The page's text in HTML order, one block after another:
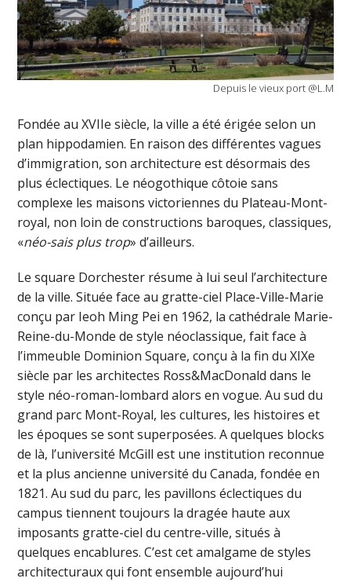
Depuis le vieux port @L.M
Fondée au XVIIe siècle, la ville a été érigée selon un
plan hippodamien. En raison des différentes vagues
d’immigration, son architecture est désormais des
plus éclectiques. Le néogothique côtoie sans
complexe les maisons victoriennes du Plateau-Mont-
royal, non loin de constructions baroques, classiques,
«néo-sais plus trop» d’ailleurs.
Le square Dorchester résume à lui seul l’architecture
de la ville. Située face au gratte-ciel Place-Ville-Marie
conçu par Ieoh Ming Pei en 1962, la cathédrale Marie-
Reine-du-Monde de style néoclassique, fait face à
l’immeuble Dominion Square, conçu à la fin du XIXe
siècle par les architectes Ross&MacDonald dans le
style néo-roman-lombard alors en vogue. Au sud du
grand parc Mont-Royal, les cultures, les histoires et
les époques se sont superposées. A quelques blocks
de là, l’université McGill est une institution reconnue
et la plus ancienne université du Canada, fondée en
1821. Au sud du parc, les pavillons éclectiques du
campus tiennent toujours la dragée haute aux
imposants gratte-ciel du centre-ville, situés à
quelques encablures. C’est cet amalgame de styles
architecturaux qui font ensemble aujourd’hui